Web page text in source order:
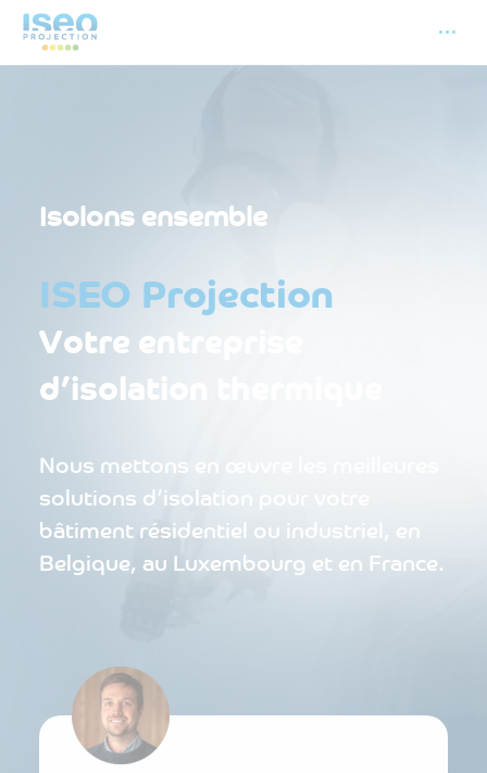
Isolons ensemble
ISEO Projection
Votre entreprise
d’isolation thermique
Nous mettons en œuvre les meilleures
solutions d’isolation pour votre
bâtiment résidentiel ou industriel, en
Belgique, au Luxembourg et en France.